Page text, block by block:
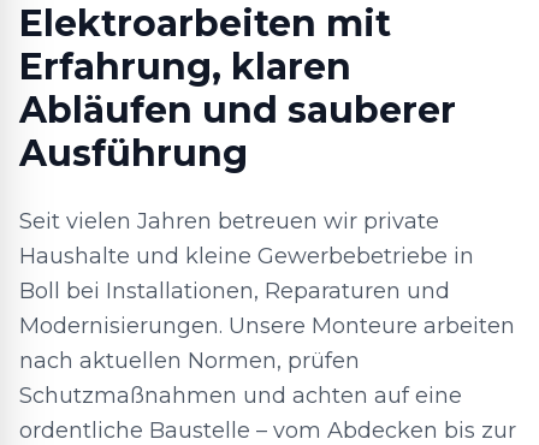
Elektroarbeiten mit
Erfahrung, klaren
Abläufen und sauberer
Ausführung
Seit vielen Jahren betreuen wir private
Haushalte und kleine Gewerbebetriebe in
Boll bei Installationen, Reparaturen und
Modernisierungen. Unsere Monteure arbeiten
nach aktuellen Normen, prüfen
Schutzmaßnahmen und achten auf eine
ordentliche Baustelle – vom Abdecken bis zur